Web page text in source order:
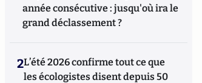
année consécutive : jusqu'où ira le
grand déclassement ?
2L’été 2026 confirme tout ce que
les écologistes disent depuis 50